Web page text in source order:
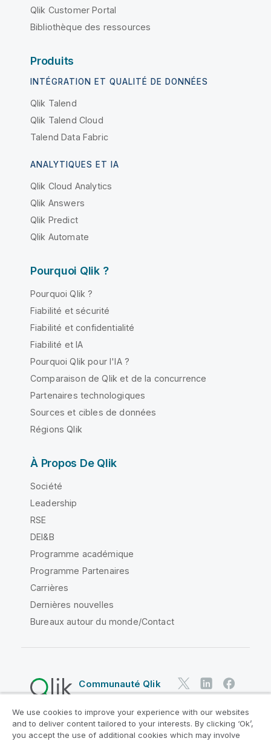
Qlik Customer Portal
Bibliothèque des ressources
Produits
INTÉGRATION ET QUALITÉ DE DONNÉES
Qlik Talend
Qlik Talend Cloud
Talend Data Fabric
ANALYTIQUES ET IA
Qlik Cloud Analytics
Qlik Answers
Qlik Predict
Qlik Automate
Pourquoi Qlik ?
Pourquoi Qlik ?
Fiabilité et sécurité
Fiabilité et confidentialité
Fiabilité et IA
Pourquoi Qlik pour l'IA ?
Comparaison de Qlik et de la concurrence
Partenaires technologiques
Sources et cibles de données
Régions Qlik
À Propos De Qlik
Société
Leadership
RSE
DEI&B
Programme académique
Programme Partenaires
Carrières
Dernières nouvelles
Bureaux autour du monde/Contact
Communauté Qlik
Contrats juridiques
Conditions d'utilisation des produits
We use cookies to improve your experience with our websites
and to deliver content tailored to your interests. By clicking ‘Ok’,
you accept the use of additional cookies which may involve